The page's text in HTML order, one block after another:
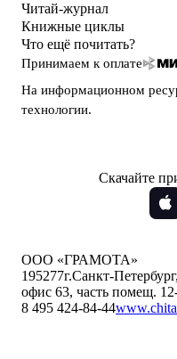
Читай-журнал
Книжные циклы
Что ещё почитать?
Принимаем к оплате
На информационном
технологии.
Скачайте
ООО «ГРАМОТА»
195277г.Санкт-Петербург,
офис 63, часть помещ.
8 495 424-84-44